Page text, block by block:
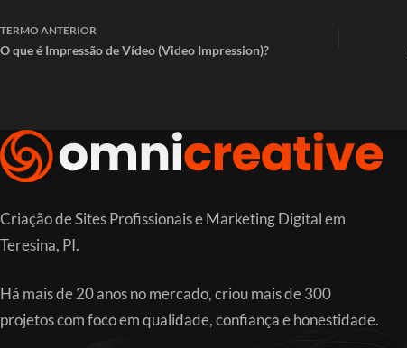
TERMO ANTERIOR
O que é Impressão de Vídeo (Video Impression)?
Criação de Sites Profissionais e Marketing Digital em
Teresina, PI.
Há mais de 20 anos no mercado, criou mais de 300
projetos com foco em qualidade, confiança e honestidade.